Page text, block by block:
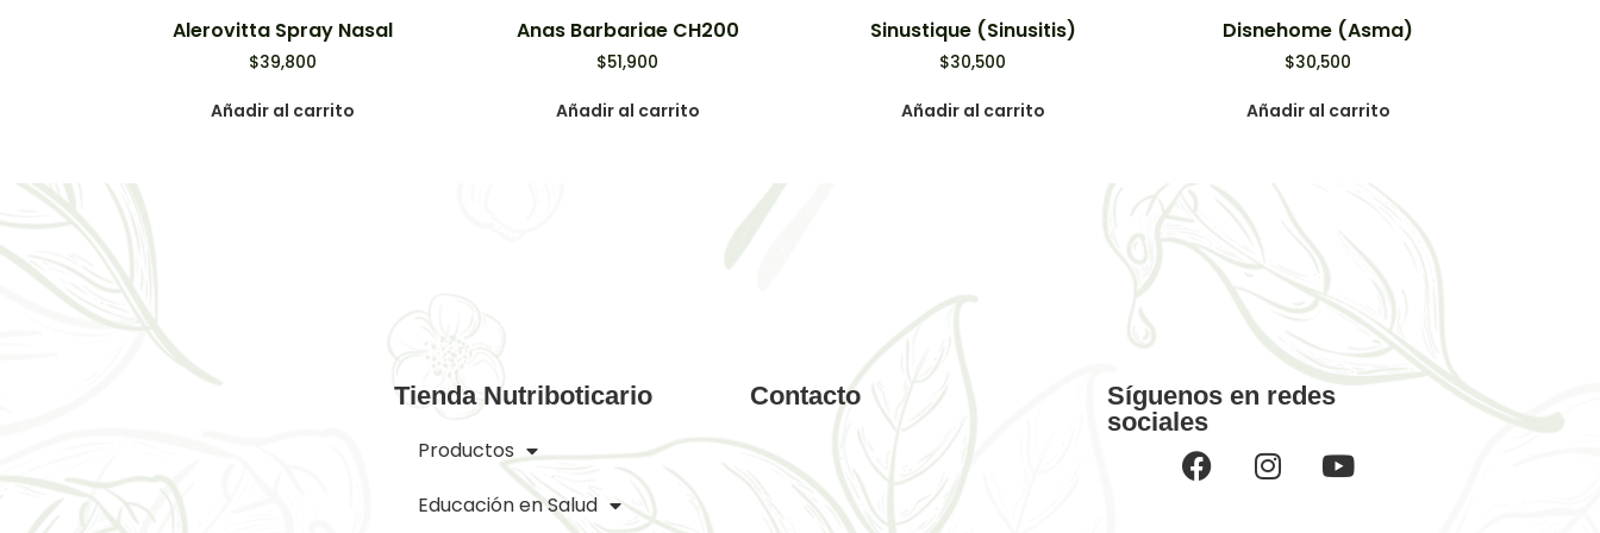
Alerovitta Spray Nasal
$39,800
Añadir al carrito
Anas Barbariae CH200
$51,900
Añadir al carrito
Sinustique (Sinusitis)
$30,500
Añadir al carrito
Disnehome (Asma)
$30,500
Añadir al carrito
Tienda Nutriboticario
Productos
Educación en Salud
Contacto
Síguenos en redes
sociales